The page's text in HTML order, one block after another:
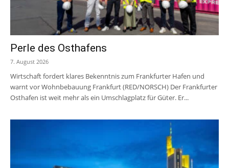
Perle des Osthafens
7. August 2026
Wirtschaft fordert klares Bekenntnis zum Frankfurter Hafen und
warnt vor Wohnbebauung Frankfurt (RED/NORSCH) Der Frankfurter
Osthafen ist weit mehr als ein Umschlagplatz für Güter. Er...